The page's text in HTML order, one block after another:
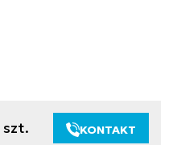
szt. KONTAKT